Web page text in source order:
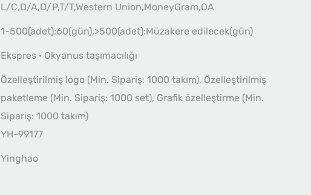
L/C,D/A,D/P,T/T,Western Union,MoneyGram,OA
1-500(adet):60(gün),>500(adet):Müzakere edilecek(gün)
Ekspres · Okyanus taşımacılığı
Özelleştirilmiş logo (Min. Sipariş: 1000 takım), Özelleştirilmiş
paketleme (Min. Sipariş: 1000 set), Grafik özelleştirme (Min.
Sipariş: 1000 takım)
YH-99177
Yinghao